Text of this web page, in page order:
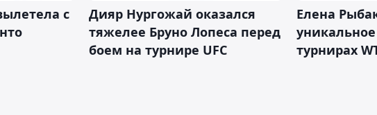
с
Дияр Нургожай оказался
тяжелее Бруно Лопеса перед
боем на турнире UFC
Елена
турнирах